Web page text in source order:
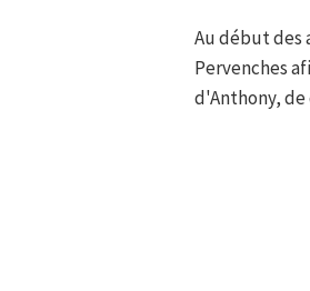
Au début des
Pervenches
d'Anthony, de